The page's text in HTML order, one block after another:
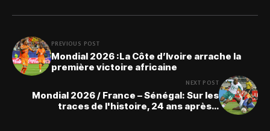
PREVIOUS POST
Mondial 2026 :La Côte d’Ivoire arrache la
première victoire africaine
NEXT POST
Mondial 2026 / France – Sénégal: Sur les
traces de l'histoire, 24 ans après…